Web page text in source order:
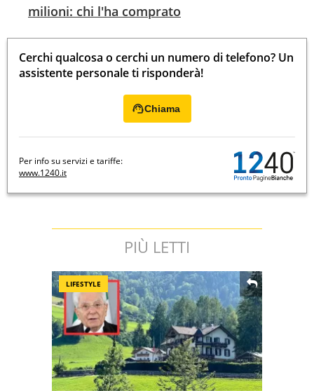
milioni: chi l'ha comprato
Cerchi qualcosa o cerchi un numero di telefono? Un
assistente personale ti risponderà!
Chiama
Per info su servizi e tariffe:
www.1240.it
PIÙ LETTI
LIFESTYLE